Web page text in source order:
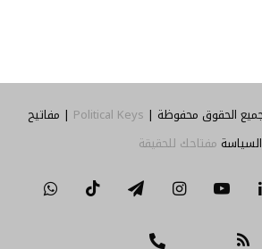
Political Keys | مفاتيح
السياسة مفتاحك للحقيقة
لينكدإن‫YouTubeانستقرامتيلقرام ‫TikTok
ملخص
Threads
تواصل